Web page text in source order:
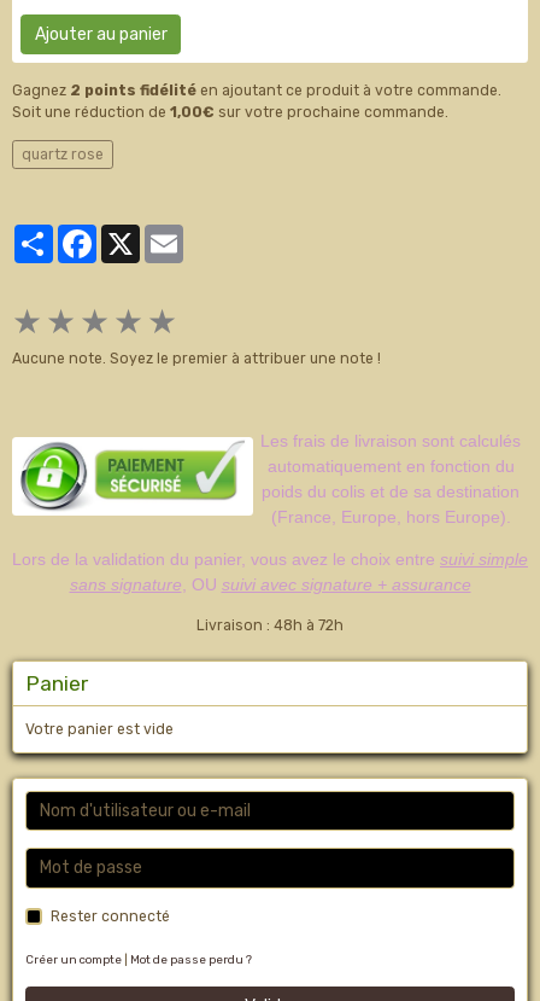
Ajouter au panier
Gagnez 2 points fidélité en ajoutant ce produit à votre commande.
Soit une réduction de 1,00€ sur votre prochaine commande.
quartz rose
PartagerFacebook
★ ★ ★ ★ ★
Aucune note. Soyez le premier à attribuer une note !
Les frais de livraison sont calculés
automatiquement en fonction du
poids du colis et de sa destination
(France, Europe, hors Europe).
Lors de la validation du panier, vous avez le choix entre suivi simple
sans signature , OU suivi avec signature + assurance
Livraison : 48h à 72h
Panier
Votre panier est vide
Rester connecté
Créer un compte Mot de passe perdu ?